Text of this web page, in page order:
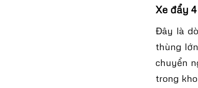
Xe đẩy
Đây là
thùng
chuyển
trong